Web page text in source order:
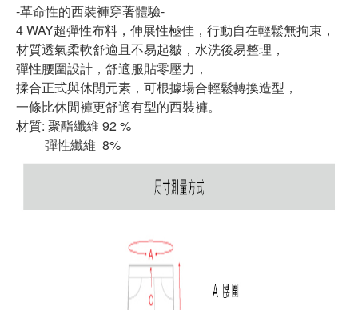
-革命性的西裝褲穿著體驗-
4 WAY超彈性布料，伸展性極佳，行動自在輕鬆無拘束，
材質透氣柔軟舒適且不易起皺，水洗後易整理，
彈性腰圍設計，舒適服貼零壓力，
揉合正式與休閒元素，可根據場合輕鬆轉換造型，
一條比休閒褲更舒適有型的西裝褲。
材質: 聚酯纖維 92 %
彈性纖維 8%